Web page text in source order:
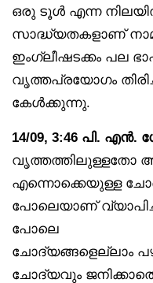
ഒരു ടൂൾ എന്ന
സാദ്ധ്യതകളാണ്
ഇംഗ്ലീഷടക്കം പല
വൃത്തപ്രയോഗം
കേൾക്കുന്നു.
14/09, 3:46 പി.
വൃത്തത്തിലുള്ളതോ
എന്നൊക്കെയുള്ള
പോലെയാണ്
പോലെ
ചോദ്യങ്ങളെല്ലാം
ചോദ്യവും